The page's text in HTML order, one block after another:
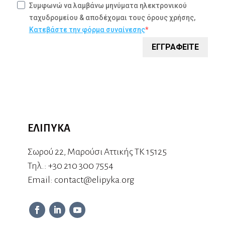
Συμφωνώ να λαμβάνω μηνύματα ηλεκτρονικού
ταχυδρομείου & αποδέχομαι τους όρους χρήσης,
Κατεβάστε την φόρμα συναίνεσης
ΕΓΓΡΑΦΕΙΤΕ
ΕΛΙΠΥΚΑ
Σωρού 22, Μαρούσι Αττικής ΤΚ 15125
Τηλ.: +30 210 300 7554
Εmail: contact@elipyka.org